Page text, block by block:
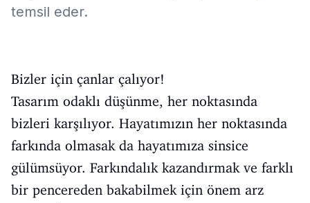
temsil eder.
Bizler için çanlar çalıyor!
Tasarım odaklı düşünme, her noktasında
bizleri karşılıyor. Hayatımızın her noktasında
farkında olmasak da hayatımıza sinsice
gülümsüyor. Farkındalık kazandırmak ve farklı
bir pencereden bakabilmek için önem arz